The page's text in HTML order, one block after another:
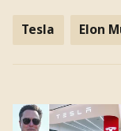
Tesla Elon